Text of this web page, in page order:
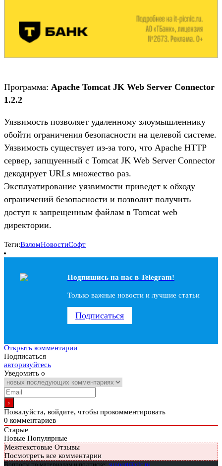
Программа: Apache Tomcat JK Web Server Connector
1.2.2
Уязвимость позволяет удаленному злоумышленнику
обойти ограничения безопасности на целевой системе.
Уязвимость существует из-за того, что Apache HTTP
сервер, запщуенный с Tomcat JK Web Server Connector
декодирует URLs множество раз.
Эксплуатирование уязвимости приведет к обходу
ограничений безопасности и позволит получить
доступ к запрещенным файлам в Tomcat web
директории.
Теги:ВзломНовостиСофт
Подпишись на наc в Telegram!
Только важные новости и лучшие статьи
Подписаться
Открыть комментарии
Подписаться
авторизуйтесь
Уведомить о
Пожалуйста, войдите, чтобы прокомментировать
0 комментариев
Старые
Новые Популярные
Межтекстовые Отзывы
Посмотреть все комментарии
Вопросы по материалам и подписке: support@glc.ru